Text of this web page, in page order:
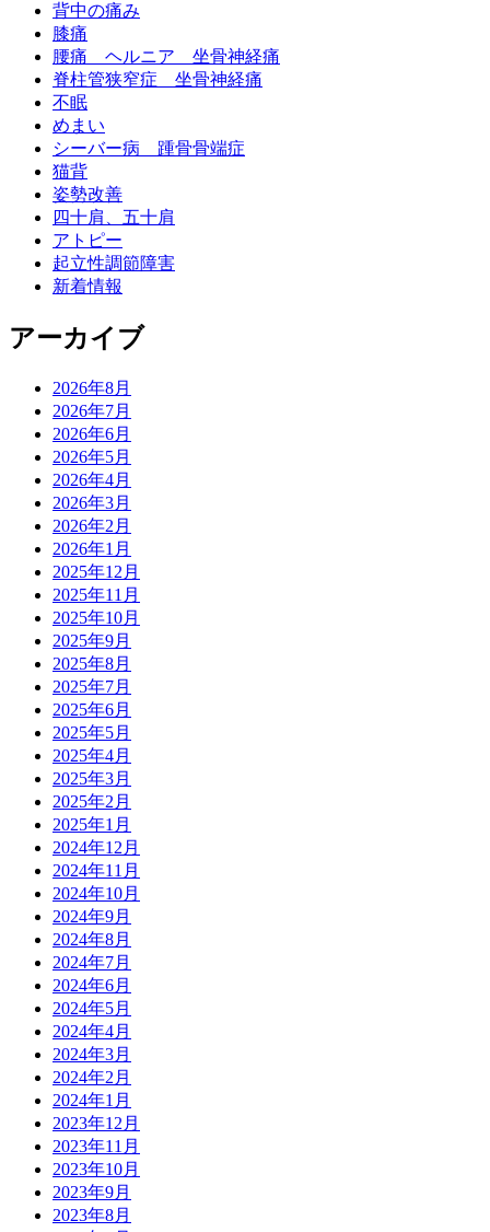
背中の痛み
膝痛
腰痛 ヘルニア 坐骨神経痛
脊柱管狭窄症 坐骨神経痛
不眠
めまい
シーバー病 踵骨骨端症
猫背
姿勢改善
四十肩、五十肩
アトピー
起立性調節障害
新着情報
アーカイブ
2026年8月
2026年7月
2026年6月
2026年5月
2026年4月
2026年3月
2026年2月
2026年1月
2025年12月
2025年11月
2025年10月
2025年9月
2025年8月
2025年7月
2025年6月
2025年5月
2025年4月
2025年3月
2025年2月
2025年1月
2024年12月
2024年11月
2024年10月
2024年9月
2024年8月
2024年7月
2024年6月
2024年5月
2024年4月
2024年3月
2024年2月
2024年1月
2023年12月
2023年11月
2023年10月
2023年9月
2023年8月